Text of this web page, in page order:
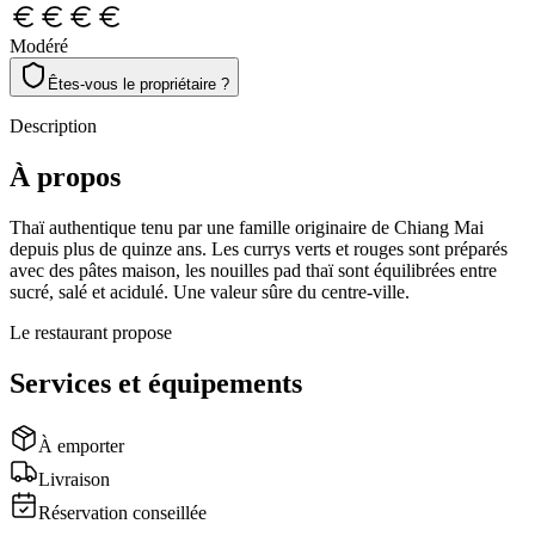
Modéré
Êtes-vous le propriétaire ?
Description
À propos
Thaï authentique tenu par une famille originaire de Chiang Mai
depuis plus de quinze ans. Les currys verts et rouges sont préparés
avec des pâtes maison, les nouilles pad thaï sont équilibrées entre
sucré, salé et acidulé. Une valeur sûre du centre-ville.
Le restaurant propose
Services et équipements
À emporter
Livraison
Réservation conseillée